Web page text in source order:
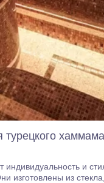
турецкого
индивидуальность и
из стекла, мрамора и